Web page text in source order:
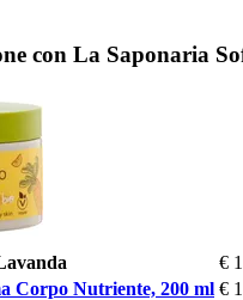
con La Saponaria
€
Corpo Nutriente, 200 ml €